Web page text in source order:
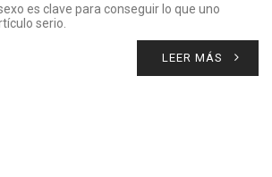
es clave para conseguir lo que uno
serio.
LEER MÁS